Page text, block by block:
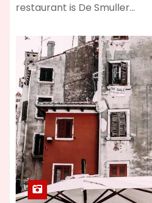
restaurant is De Smuller…